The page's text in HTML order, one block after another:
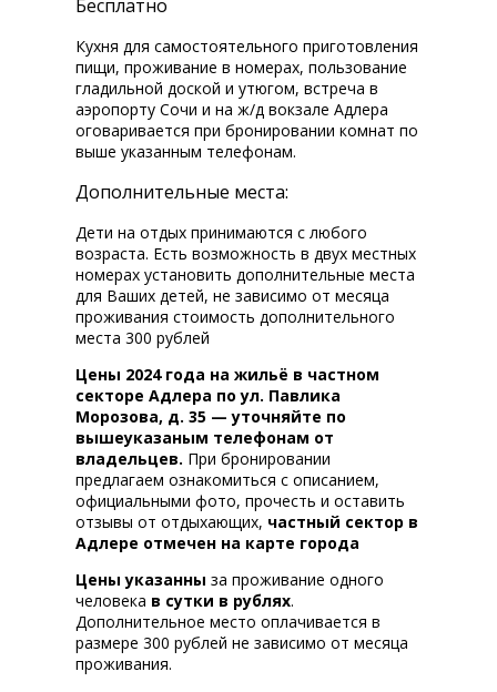
Бесплатно
Кухня для самостоятельного приготовления
пищи, проживание в номерах, пользование
гладильной доской и утюгом, встреча в
аэропорту Сочи и на ж/д вокзале Адлера
оговаривается при бронировании комнат по
выше указанным телефонам.
Дополнительные места:
Дети на отдых принимаются с любого
возраста. Есть возможность в двух местных
номерах установить дополнительные места
для Ваших детей, не зависимо от месяца
проживания стоимость дополнительного
места 300 рублей
Цены 2024 года на жильё в частном
секторе Адлера по ул. Павлика
Морозова, д. 35 — уточняйте по
вышеуказаным телефонам от
владельцев. При бронировании
предлагаем ознакомиться с описанием,
официальными фото, прочесть и оставить
отзывы от отдыхающих, частный сектор в
Адлере отмечен на карте города
Цены указанны за проживание одного
человека в сутки в рублях.
Дополнительное место оплачивается в
размере 300 рублей не зависимо от месяца
проживания.